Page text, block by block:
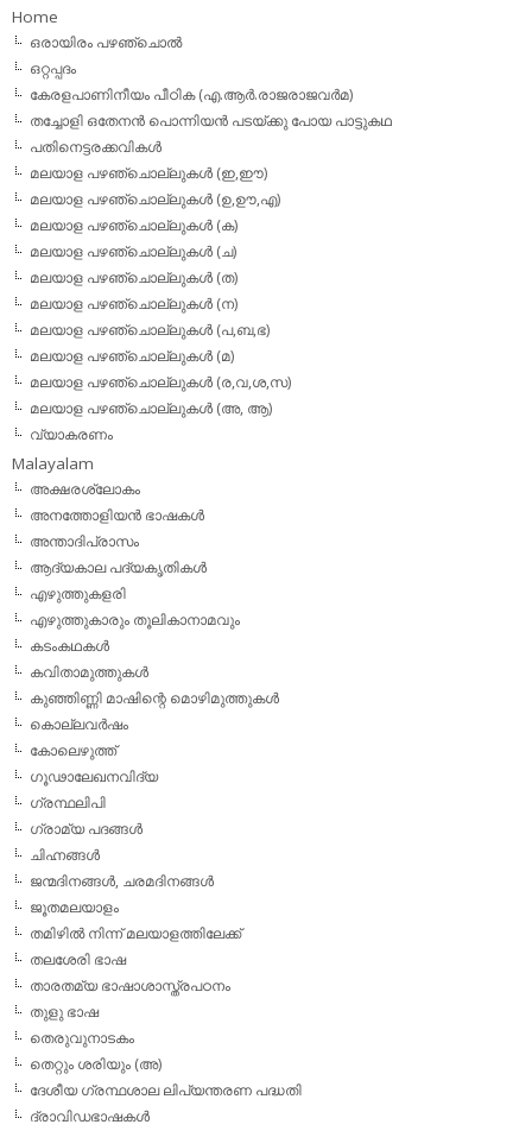
Home
ഒരായിരം പഴഞ്ചൊല്‍
ഒറ്റപ്പദം
കേരളപാണിനീയം പീഠിക (എ.ആര്‍.രാജരാജവര്‍മ)
തച്ചോളി ഒതേനൻ പൊന്നിയൻ പടയ്‌ക്കു പോയ പാട്ടുകഥ
പതിനെട്ടരക്കവികള്‍
മലയാള പഴഞ്ചൊല്ലുകള്‍ (ഇ,ഈ)
മലയാള പഴഞ്ചൊല്ലുകള്‍ (ഉ,ഊ,എ)
മലയാള പഴഞ്ചൊല്ലുകള്‍ (ക)
മലയാള പഴഞ്ചൊല്ലുകള്‍ (ച)
മലയാള പഴഞ്ചൊല്ലുകള്‍ (ത)
മലയാള പഴഞ്ചൊല്ലുകള്‍ (ന)
മലയാള പഴഞ്ചൊല്ലുകള്‍ (പ,ബ,ഭ)
മലയാള പഴഞ്ചൊല്ലുകള്‍ (മ)
മലയാള പഴഞ്ചൊല്ലുകള്‍ (ര,വ,ശ,സ)
മലയാള പഴഞ്ചൊല്ലുകൾ (അ, ആ)
വ്യാകരണം
Malayalam
അക്ഷരശ്ലോകം
അനത്തോളിയന്‍ ഭാഷകള്‍
അന്താദിപ്രാസം
ആദ്യകാല പദ്യകൃതികള്‍
എഴുത്തുകളരി
എഴുത്തുകാരും തൂലികാനാമവും
കടംകഥകള്‍
കവിതാമുത്തുകള്‍
കുഞ്ഞിണ്ണി മാഷിന്റെ മൊഴിമുത്തുകള്‍
കൊല്ലവര്‍ഷം
കോലെഴുത്ത്
ഗൂഢാലേഖനവിദ്യ
ഗ്രന്ഥലിപി
ഗ്രാമ്യ പദങ്ങള്‍
ചിഹ്നങ്ങള്‍
ജന്മദിനങ്ങള്‍, ചരമദിനങ്ങള്‍
ജൂതമലയാളം
തമിഴില്‍ നിന്ന് മലയാളത്തിലേക്ക്
തലശേരി ഭാഷ
താരതമ്യ ഭാഷാശാസ്ത്രപഠനം
തുളു ഭാഷ
തെരുവുനാടകം
തെറ്റും ശരിയും (അ)
ദേശീയ ഗ്രന്ഥശാല ലിപ്യന്തരണ പദ്ധതി
ദ്രാവിഡഭാഷകള്‍